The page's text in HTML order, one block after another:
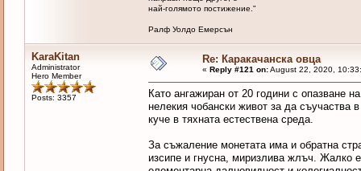
най-голямото постижение."
Ралф Уолдо Емерсън
KaraKitan
Administrator
Hero Member
Posts: 3357
Re: Каракачанска овца
« Reply #121 on:August 22, 2020,
Като ангажиран от 20 години с опазване
нелекия чобански живот за да съучаства
куче в тяхната естествена среда.
За съжаление монетата има и обратна
изсипе и гнусна, миризлива жлъч. Жалко